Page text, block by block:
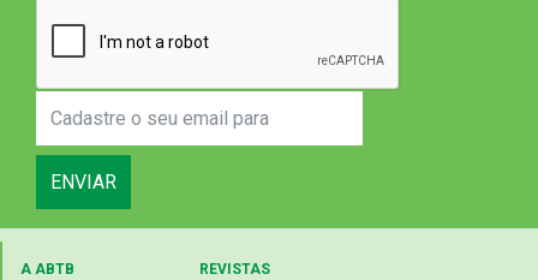
ENVIAR
A ABTB REVISTAS